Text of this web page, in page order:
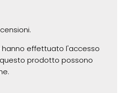
effettuato l'accesso
prodotto possono